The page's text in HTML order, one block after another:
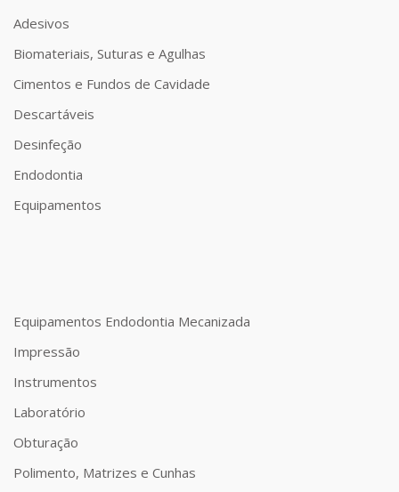
Adesivos
Biomateriais, Suturas e Agulhas
Cimentos e Fundos de Cavidade
Descartáveis
Desinfeção
Endodontia
Equipamentos
Equipamentos Endodontia Mecanizada
Impressão
Instrumentos
Laboratório
Obturação
Polimento, Matrizes e Cunhas